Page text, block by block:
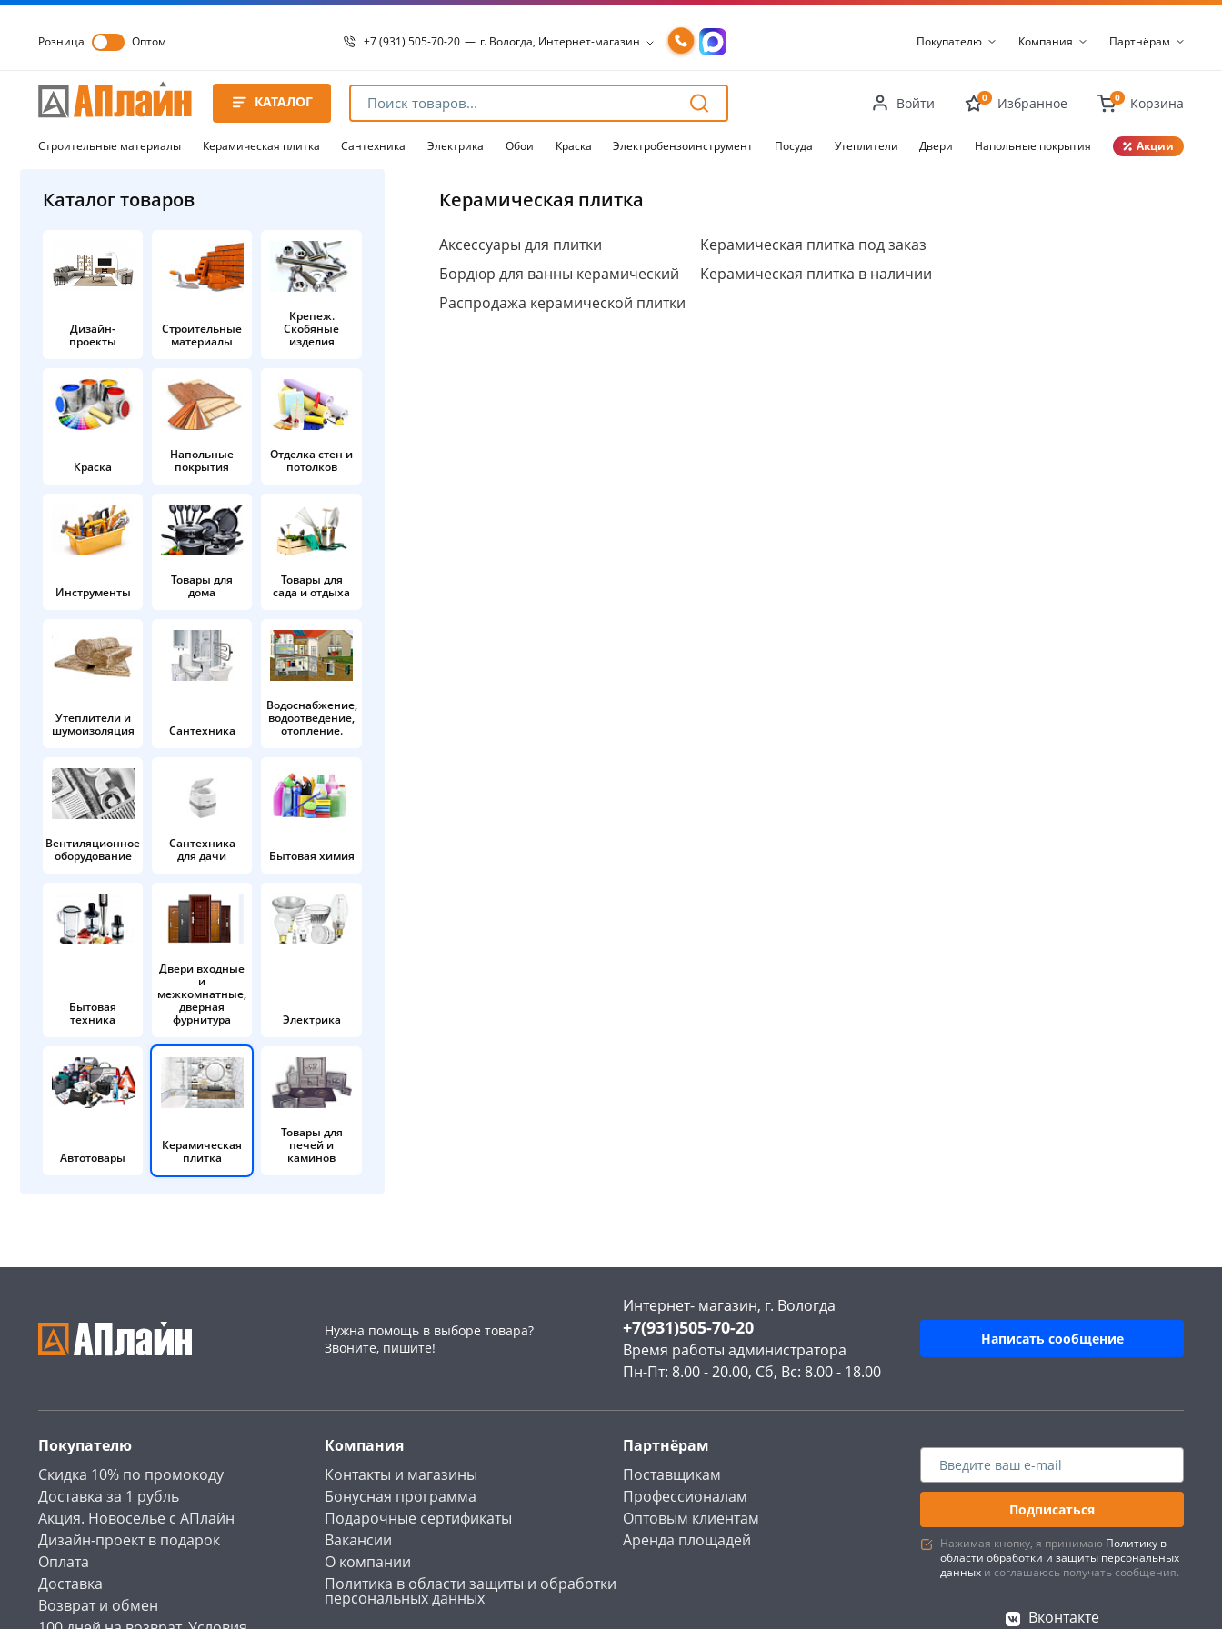
Розница Оптом +7 (931) 505-70-20 — г. Вологда, Интернет-магазин
8 8172 54-15-98
8 8172 54-15-96
г. Вологда, Пошехонское ш., 18
Покупателю Компания Партнёрам
КАТАЛОГ Войти 0 Избранное 0 Корзина
Строительные материалы Керамическая плитка Сантехника Электрика Обои Краска Электробензоинструмент Посуда Утеплители Двери Напольные покрытия Акции
Каталог товаров
Дизайн-
проекты
Строительные
материалы
Крепеж.
Скобяные
изделия
Краска
Напольные
покрытия
Отделка стен и
потолков
Инструменты
Товары для
дома
Товары для
сада и отдыха
Утеплители и
шумоизоляция
Сантехника
Водоснабжение,
водоотведение,
отопление.
Вентиляционное
оборудование
Сантехника
для дачи
Бытовая химия
Бытовая
техника
Двери входные
и
межкомнатные,
дверная
фурнитура
Электрика
Автотовары
Керамическая
плитка
Товары для
печей и
каминов
Керамическая плитка
Аксессуары для плитки
Бордюр для ванны керамический
Распродажа керамической плитки
Керамическая плитка под заказ
Керамическая плитка в наличии
Нужна помощь в выборе товара?
Звоните, пишите!
Интернет- магазин, г. Вологда
+7(931)505-70-20
Время работы администратора
Пн-Пт: 8.00 - 20.00, Сб, Вс: 8.00 - 18.00
Написать сообщение
Покупателю
Скидка 10% по промокоду
Доставка за 1 рубль
Акция. Новоселье с АПлайн
Дизайн-проект в подарок
Оплата
Доставка
Возврат и обмен
Компания
Контакты и магазины
Бонусная программа
Подарочные сертификаты
Вакансии
О компании
Политика в области защиты и обработки
персональных данных
Партнёрам
Поставщикам
Профессионалам
Оптовым клиентам
Аренда площадей
Подписаться
Нажимая кнопку, я принимаю Политику в
области обработки и защиты персональных
данных и соглашаюсь получать сообщения.
Вконтакте
Для клиентов всех банков
Разбейтеоплату
на части
без переплат
раз в 2 недели